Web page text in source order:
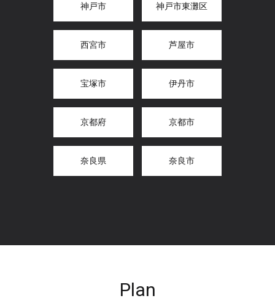
神戸市 神戸市東灘区
西宮市 芦屋市
宝塚市 伊丹市
京都府 京都市
奈良県 奈良市
Plan